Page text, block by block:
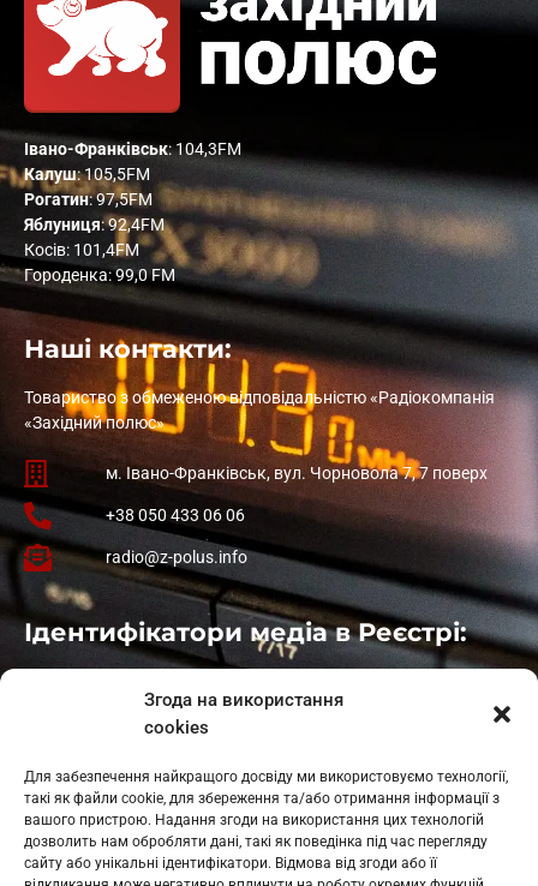
Згода на використання
cookies
Для забезпечення найкращого досвіду ми використовуємо технології,
такі як файли cookie, для збереження та/або отримання інформації з
вашого пристрою. Надання згоди на використання цих технологій
дозволить нам обробляти дані, такі як поведінка під час перегляду
сайту або унікальні ідентифікатори. Відмова від згоди або її
Івано-Франківськ: 104,3FM
Калуш: 105,5FM
Рогатин: 97,5FM
Яблуниця: 92,4FM
Косів: 101,4FM
Городенка: 99,0 FM
Наші контакти:
Товариство з обмеженою відповідальністю «Радіокомпанія
«Західний полюс»
м. Івано-Франківськ, вул. Чорновола 7, 7 поверх
+38 050 433 06 06
radio@z-polus.info
Ідентифікатори медіа в Реєстрі:
: L11-01410
: L11-01801
Косів: L11-01805
Гарасимів: L11-02274